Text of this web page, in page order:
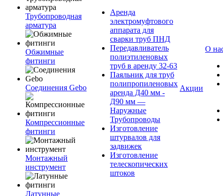
Трубопроводная
арматура
Обжимные
фитинги
Соединения Gebo
Компрессионные
фитинги
Монтажный
инструмент
Латунные
Аренда
электромуфтового
аппарата для
сварки труб ПНД
Передавливатель
полиэтиленовых
труб в аренду 32-63
Паяльник для труб
полипропиленовых
аренда Д40 мм -
Д90 мм —
Наружные
Трубопроводы
Изготовление
штурвалов для
задвижек
Изготовление
телескопических
штоков
Акции
О